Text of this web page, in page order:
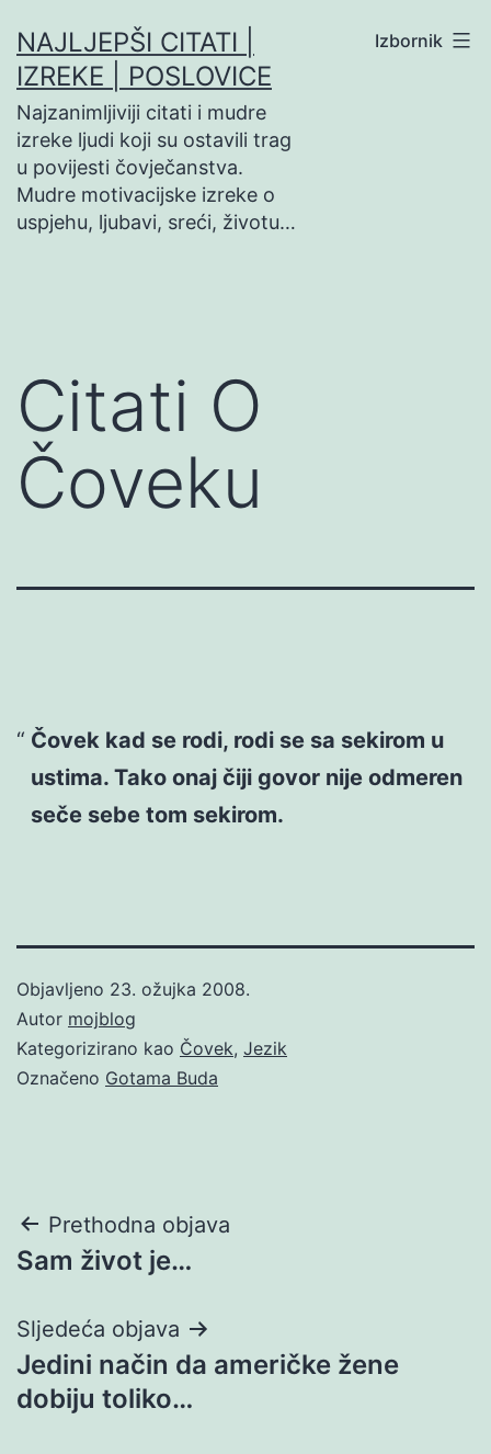
na
sadržaj
NAJLJEPŠI CITATI |
IZREKE | POSLOVICE
Najzanimljiviji citati i mudre
izreke ljudi koji su ostavili trag
u povijesti čovječanstva.
Mudre motivacijske izreke o
uspjehu, ljubavi, sreći, životu…
Izbornik
Citati O
Čoveku
Čovek kad se rodi, rodi se sa sekirom u
ustima. Tako onaj čiji govor nije odmeren
seče sebe tom sekirom.
Objavljeno 23. ožujka 2008.
Autor mojblog
Kategorizirano kao Čovek, Jezik
Označeno Gotama Buda
Navigacija
objava
Prethodna objava
Sam život je…
Sljedeća objava
Jedini način da američke žene
dobiju toliko…